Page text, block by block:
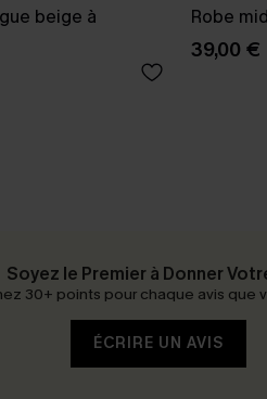
beige à
Robe
39,00 €
Soyez le Premier à Donner
30+ points pour chaque avis que
ÉCRIRE UN AVIS